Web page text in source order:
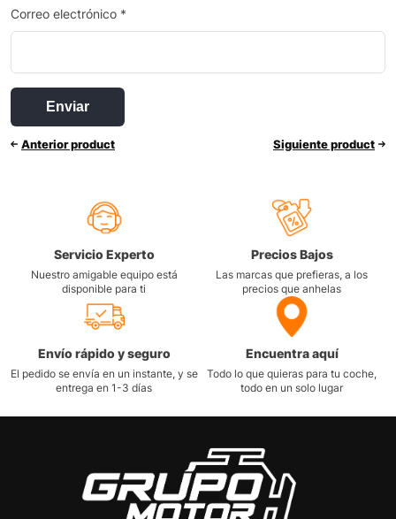
Correo electrónico *
Anterior product Siguiente product
Servicio Experto
Nuestro amigable equipo está
disponible para ti
Precios Bajos
Las marcas que prefieras, a los
precios que anhelas
Envío rápido y seguro
El pedido se envía en un instante, y se
entrega en 1-3 días
Encuentra aquí
Todo lo que quieras para tu coche,
todo en un solo lugar